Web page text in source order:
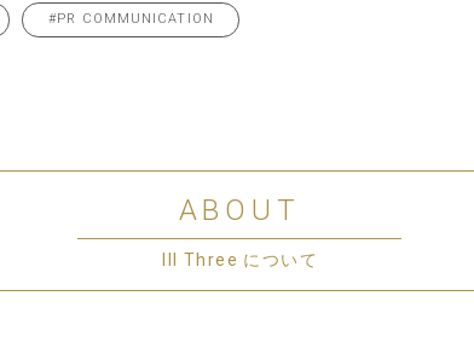
#PR COMMUNICATION
ABOUT
III Three について